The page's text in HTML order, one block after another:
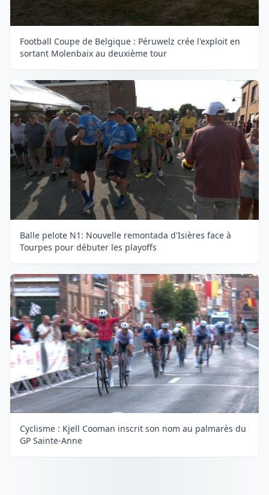
Football Coupe de Belgique : Péruwelz crée l'exploit en
sortant Molenbaix au deuxième tour
Balle pelote N1: Nouvelle remontada d'Isières face à
Tourpes pour débuter les playoffs
Cyclisme : Kjell Cooman inscrit son nom au palmarès du
GP Sainte-Anne